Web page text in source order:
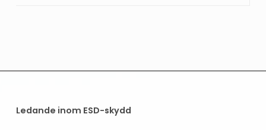
Ledande inom ESD-skydd